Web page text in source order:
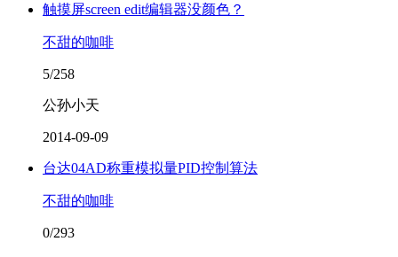
触摸屏screen edit编辑器没颜色？
不甜的咖啡
5/258
公孙小天
2014-09-09
台达04AD称重模拟量PID控制算法
不甜的咖啡
0/293